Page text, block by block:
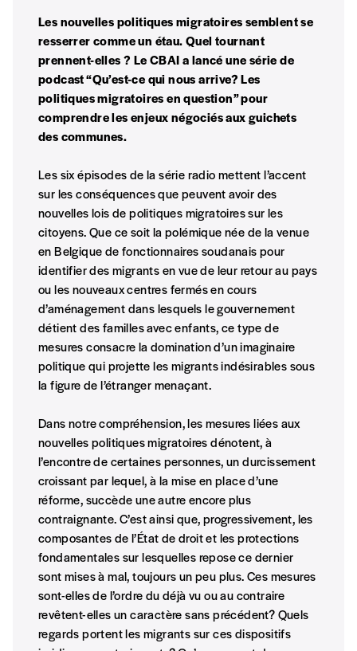
CONNEXION
Mot de passe oublié?
Créer un
compte
peut être une manière pour lui de payer le prix
qu’il estime juste. Dans l’objectif de rendre nos
activités et publications accessibles, et
d’affirmer notre attachement aux valeurs de
solidarité, nous vous proposons d’estimer
vous-mêmes le coût de notre publication.
Cette valeur peut donc être inférieure, égale
manière, vous soutenez le travail de l’équipe
de rédaction selon vos moyens et vos
motivations.
En pratique
Vous vous abonnez pour l’année civile en
cours ou vous commandez au numéro.
Vous indiquez si vous souhaitez recevoir la
revue en format papier ou numérique.
Vous renseignez vos coordonnées.
Vous versez le montant de votre choix sur le
2190avec en communication le numéro de
la commande renseigné dans le mail de
confirmation et la mention “participation
Imag”.
NB: Vous pouvez choisir de participer
financièrement à tout moment, même après
avoir reçu plusieurs numéros. Ce paiement
n’est pas indispensable. Il marque votre
volonté de soutenir nos activités.
Les nouvelles politiques migratoires semblent se
resserrer comme un étau. Quel tournant
prennent-elles ? Le CBAI a lancé une série de
podcast “Qu’est-ce qui nous arrive? Les
politiques migratoires en question” pour
comprendre les enjeux négociés aux guichets
des communes.
Les six épisodes de la série radio mettent l’accent
sur les conséquences que peuvent avoir des
nouvelles lois de politiques migratoires sur les
citoyens. Que ce soit la polémique née de la venue
en Belgique de fonctionnaires soudanais pour
identifier des migrants en vue de leur retour au pays
ou les nouveaux centres fermés en cours
d’aménagement dans lesquels le gouvernement
détient des familles avec enfants, ce type de
mesures consacre la domination d’un imaginaire
politique qui projette les migrants indésirables sous
la figure de l’étranger menaçant.
Dans notre compréhension, les mesures liées aux
nouvelles politiques migratoires dénotent, à
l’encontre de certaines personnes, un durcissement
croissant par lequel, à la mise en place d’une
réforme, succède une autre encore plus
contraignante. C’est ainsi que, progressivement, les
composantes de l’État de droit et les protections
fondamentales sur lesquelles repose ce dernier
sont mises à mal, toujours un peu plus. Ces mesures
sont-elles de l’ordre du déjà vu ou au contraire
revêtent-elles un caractère sans précédent? Quels
regards portent les migrants sur ces dispositifs